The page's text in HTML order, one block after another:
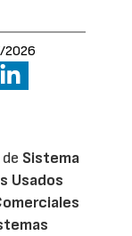
2026
Sistema
Usados